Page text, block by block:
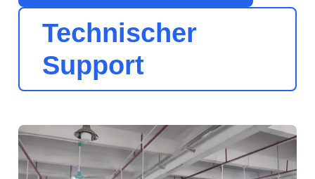
Technischer
Support